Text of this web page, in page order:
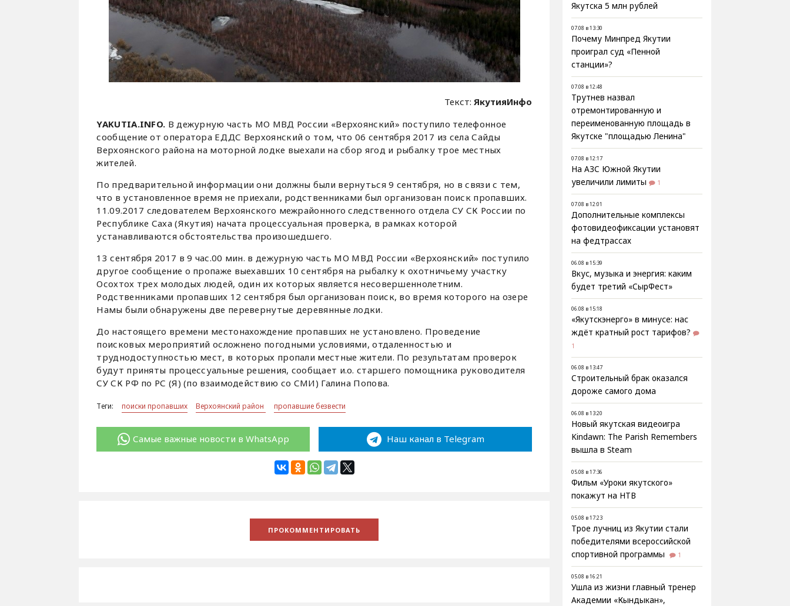
Текст:ЯкутияИнфо
YAKUTIA.INFO. В дежурную часть МО МВД России «Верхоянский» поступило телефонное
сообщение от оператора ЕДДС Верхоянский о том, что 06 сентября 2017 из села Сайды
Верхоянского района на моторной лодке выехали на сбор ягод и рыбалку трое местных
жителей.
По предварительной информации они должны были вернуться 9 сентября, но в связи с тем,
что в установленное время не приехали, родственниками был организован поиск пропавших.
11.09.2017 следователем Верхоянского межрайонного следственного отдела СУ СК России по
Республике Саха (Якутия) начата процессуальная проверка, в рамках которой
устанавливаются обстоятельства произошедшего.
13 сентября 2017 в 9 час.00 мин. в дежурную часть МО МВД России «Верхоянский» поступило
другое сообщение о пропаже выехавших 10 сентября на рыбалку к охотничьему участку
Осохтох трех молодых людей, один их которых является несовершеннолетним.
Родственниками пропавших 12 сентября был организован поиск, во время которого на озере
Намы были обнаружены две перевернутые деревянные лодки.
До настоящего времени местонахождение пропавших не установлено. Проведение
поисковых мероприятий осложнено погодными условиями, отдаленностью и
труднодоступностью мест, в которых пропали местные жители. По результатам проверок
будут приняты процессуальные решения, сообщает и.о. старшего помощника руководителя
СУ СК РФ по РС (Я) (по взаимодействию со СМИ) Галина Попова.
Теги: поиски пропавших Верхоянский район пропавшие безвести
Самые важные новости в WhatsApp Наш канал в Telegram
Якутска 5 млн рублей
07.08 в 13:30
Почему Минпред Якутии
проиграл суд «Пенной
станции»?
07.08 в 12:48
Трутнев назвал
отремонтированную и
переименованную площадь в
Якутске "площадью Ленина"
07.08 в 12:17
На АЗС Южной Якутии
увеличили лимиты
1
07.08 в 12:01
Дополнительные комплексы
фотовидеофиксации установят
на федтрассах
06.08 в 15:39
Вкус, музыка и энергия: каким
будет третий «СырФест»
06.08 в 15:18
«Якутскэнерго» в минусе: нас
ждёт кратный рост тарифов?
1
06.08 в 13:47
Строительный брак оказался
дороже самого дома
06.08 в 13:20
Новый якутская видеоигра
Kindawn: The Parish Remembers
вышла в Steam
05.08 в 17:36
Фильм «Уроки якутского»
покажут на НТВ
05.08 в 17:23
Трое лучниц из Якутии стали
победителями всероссийской
спортивной программы
1
05.08 в 16:21
Ушла из жизни главный тренер
Академии «Кындыкан»,